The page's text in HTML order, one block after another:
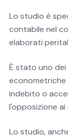
Lo studio è
contabile nel
elaborati
È stato uno dei
econometriche
indebito o
l'opposizione
Lo studio,